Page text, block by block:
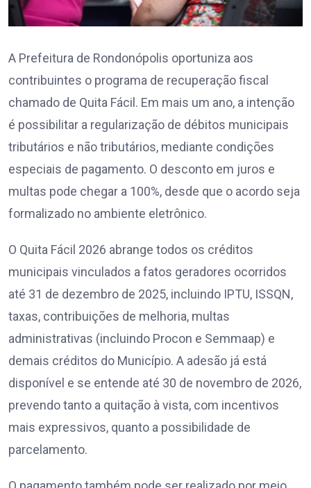
A Prefeitura de Rondonópolis oportuniza aos
contribuintes o programa de recuperação fiscal
chamado de Quita Fácil. Em mais um ano, a intenção
é possibilitar a regularização de débitos municipais
tributários e não tributários, mediante condições
especiais de pagamento. O desconto em juros e
multas pode chegar a 100%, desde que o acordo seja
formalizado no ambiente eletrônico.
O Quita Fácil 2026 abrange todos os créditos
municipais vinculados a fatos geradores ocorridos
até 31 de dezembro de 2025, incluindo IPTU, ISSQN,
taxas, contribuições de melhoria, multas
administrativas (incluindo Procon e Semmaap) e
demais créditos do Município. A adesão já está
disponível e se entende até 30 de novembro de 2026,
prevendo tanto a quitação à vista, com incentivos
mais expressivos, quanto a possibilidade de
parcelamento.